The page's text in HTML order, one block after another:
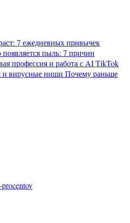
7 ежедневных привычек
пыль: 7 причин
профессия и работа с AITikTok
и вирусные ниши Почему раньше